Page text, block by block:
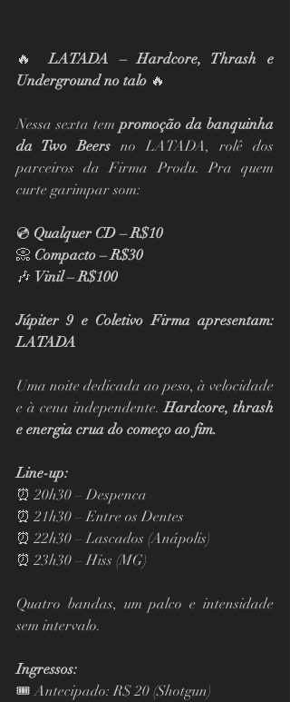
🔥 LATADA – Hardcore, Thrash e
Underground no talo 🔥
Nessa sexta tem promoção da banquinha
da Two Beers no LATADA, rolê dos
parceiros da Firma Produ. Pra quem
curte garimpar som:
💿 Qualquer CD – R$10
📀 Compacto – R$30
🎶 Vinil – R$100
Júpiter 9 e Coletivo Firma apresentam:
LATADA
Uma noite dedicada ao peso, à velocidade
e à cena independente. Hardcore, thrash
e energia crua do começo ao fim.
Line-up:
⏰ 20h30 – Despenca
⏰ 21h30 – Entre os Dentes
⏰ 22h30 – Lascados (Anápolis)
⏰ 23h30 – Hiss (MG)
Quatro bandas, um palco e intensidade
sem intervalo.
Ingressos:
🎟 Antecipado: R$ 20 (Shotgun)